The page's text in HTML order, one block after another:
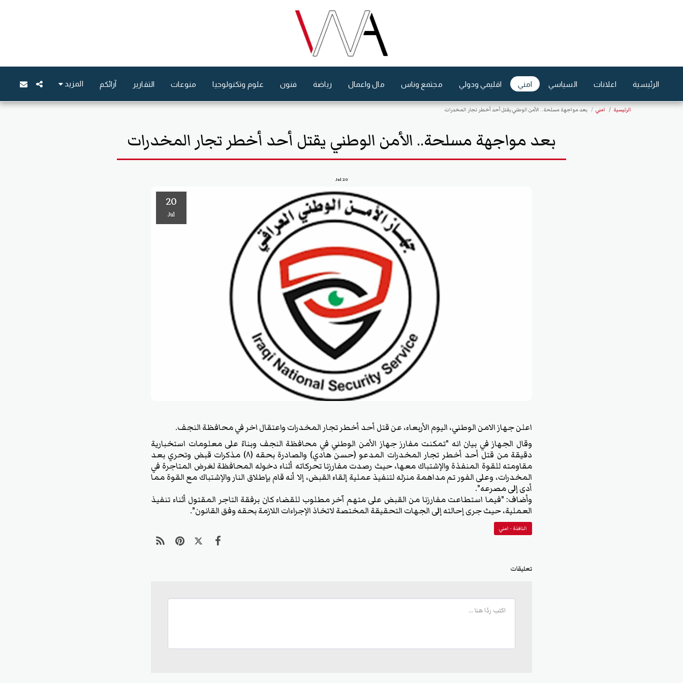
الرئيسية اعلانات السياسي امني اقليمي ودولي مجتمع وناس مال واعمال رياضة فنون علوم وتكنولوجيا منوعات التقارير آرائكم المزيد
الرئيسية امني بعد مواجهة مسلحة.. الأمن الوطني يقتل أحد أخطر تجار المخدرات
بعد مواجهة مسلحة.. الأمن الوطني يقتل أحد أخطر تجار المخدرات
20
Jul
20
Jul
اعلن جهاز الامن الوطني، اليوم الأربعاء، عن قتل أحد أخطر تجار المخدرات واعتقال اخر في محافظة النجف.
وقال الجهاز في بيان انه "تمكنت مفارز جهاز الأمن الوطني في محافظة النجف وبناءً على معلومات استخبارية
دقيقة من قتل أحد أخطر تجار المخدرات المدعو (حسن هادي) والصادرة بحقه (٨) مذكرات قبض وتحري بعد
مقاومته للقوة المنفذة والإشتباك معها، حيث رصدت مفارزنا تحركاته أثناء دخوله المحافظة لغرض المتاجرة في
المخدرات، وعلى الفور تم مداهمة منزله لتنفيذ عملية إلقاء القبض، إلا أنه قام بإطلاق النار والإشتباك مع القوة مما
أدى إلى مصرعه".
وأضاف: "فيما استطاعت مفارزنا من القبض على متهم آخر مطلوب للقضاء كان برفقة التاجر المقتول أثناء تنفيذ
العملية، حيث جرى إحالته إلى الجهات التحقيقة المختصة لاتخاذ الإجراءات اللازمة بحقه وفق القانون".
النافذة - امني
تعليقات